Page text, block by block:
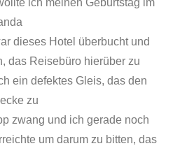
dieses Hotel überbucht und
das Reisebüro hierüber zu
ein defektes Gleis, das den
zu
zwang und ich gerade noch
um darum zu bitten, das